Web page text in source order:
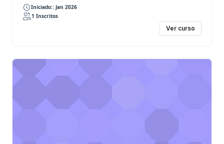
Iniciado:: Jan 2026
1 Inscritos
Ver curso